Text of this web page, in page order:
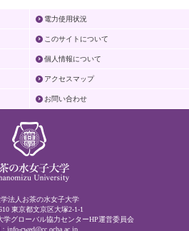
電力使用状況
このサイトについて
個人情報について
アクセスマップ
お問い合わせ
法人お茶の水女子大学
東京都文京区大塚2-1-1
学グローバル協力センターHP運営委員会
info-cwed@cc.ocha.ac.jp